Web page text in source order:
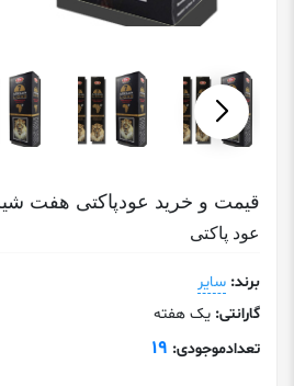
عود پاکتی
برند: سایر
گارانتی: یک هفته
تعدادموجودی: 19